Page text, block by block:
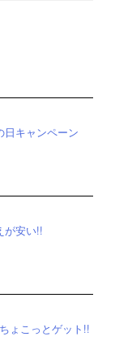
日キャンペーン
が安い!!
ょこっとゲット!!